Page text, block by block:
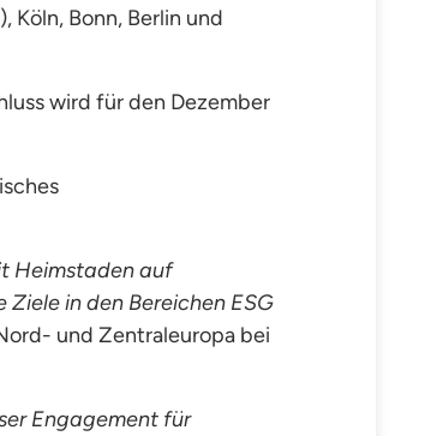
Köln, Bonn, Berlin und
wird für den Dezember
Heimstaden auf
in den Bereichen ESG
und Zentraleuropa bei
Engagement für